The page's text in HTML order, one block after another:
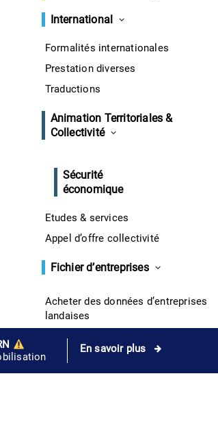
International
Formalités internationales
Prestation diverses
Traductions
Animation Territoriales &
Collectivité
Sécurité
économique
Etudes & services
Appel d’offre collectivité
Fichier d’entreprises
Acheter des données d’entreprises
landaises
En savoir plus